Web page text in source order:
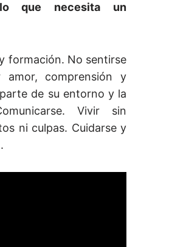
que necesita un
formación. No sentirse
amor, comprensión y
de su entorno y la
Vivir sin
ni culpas. Cuidarse y